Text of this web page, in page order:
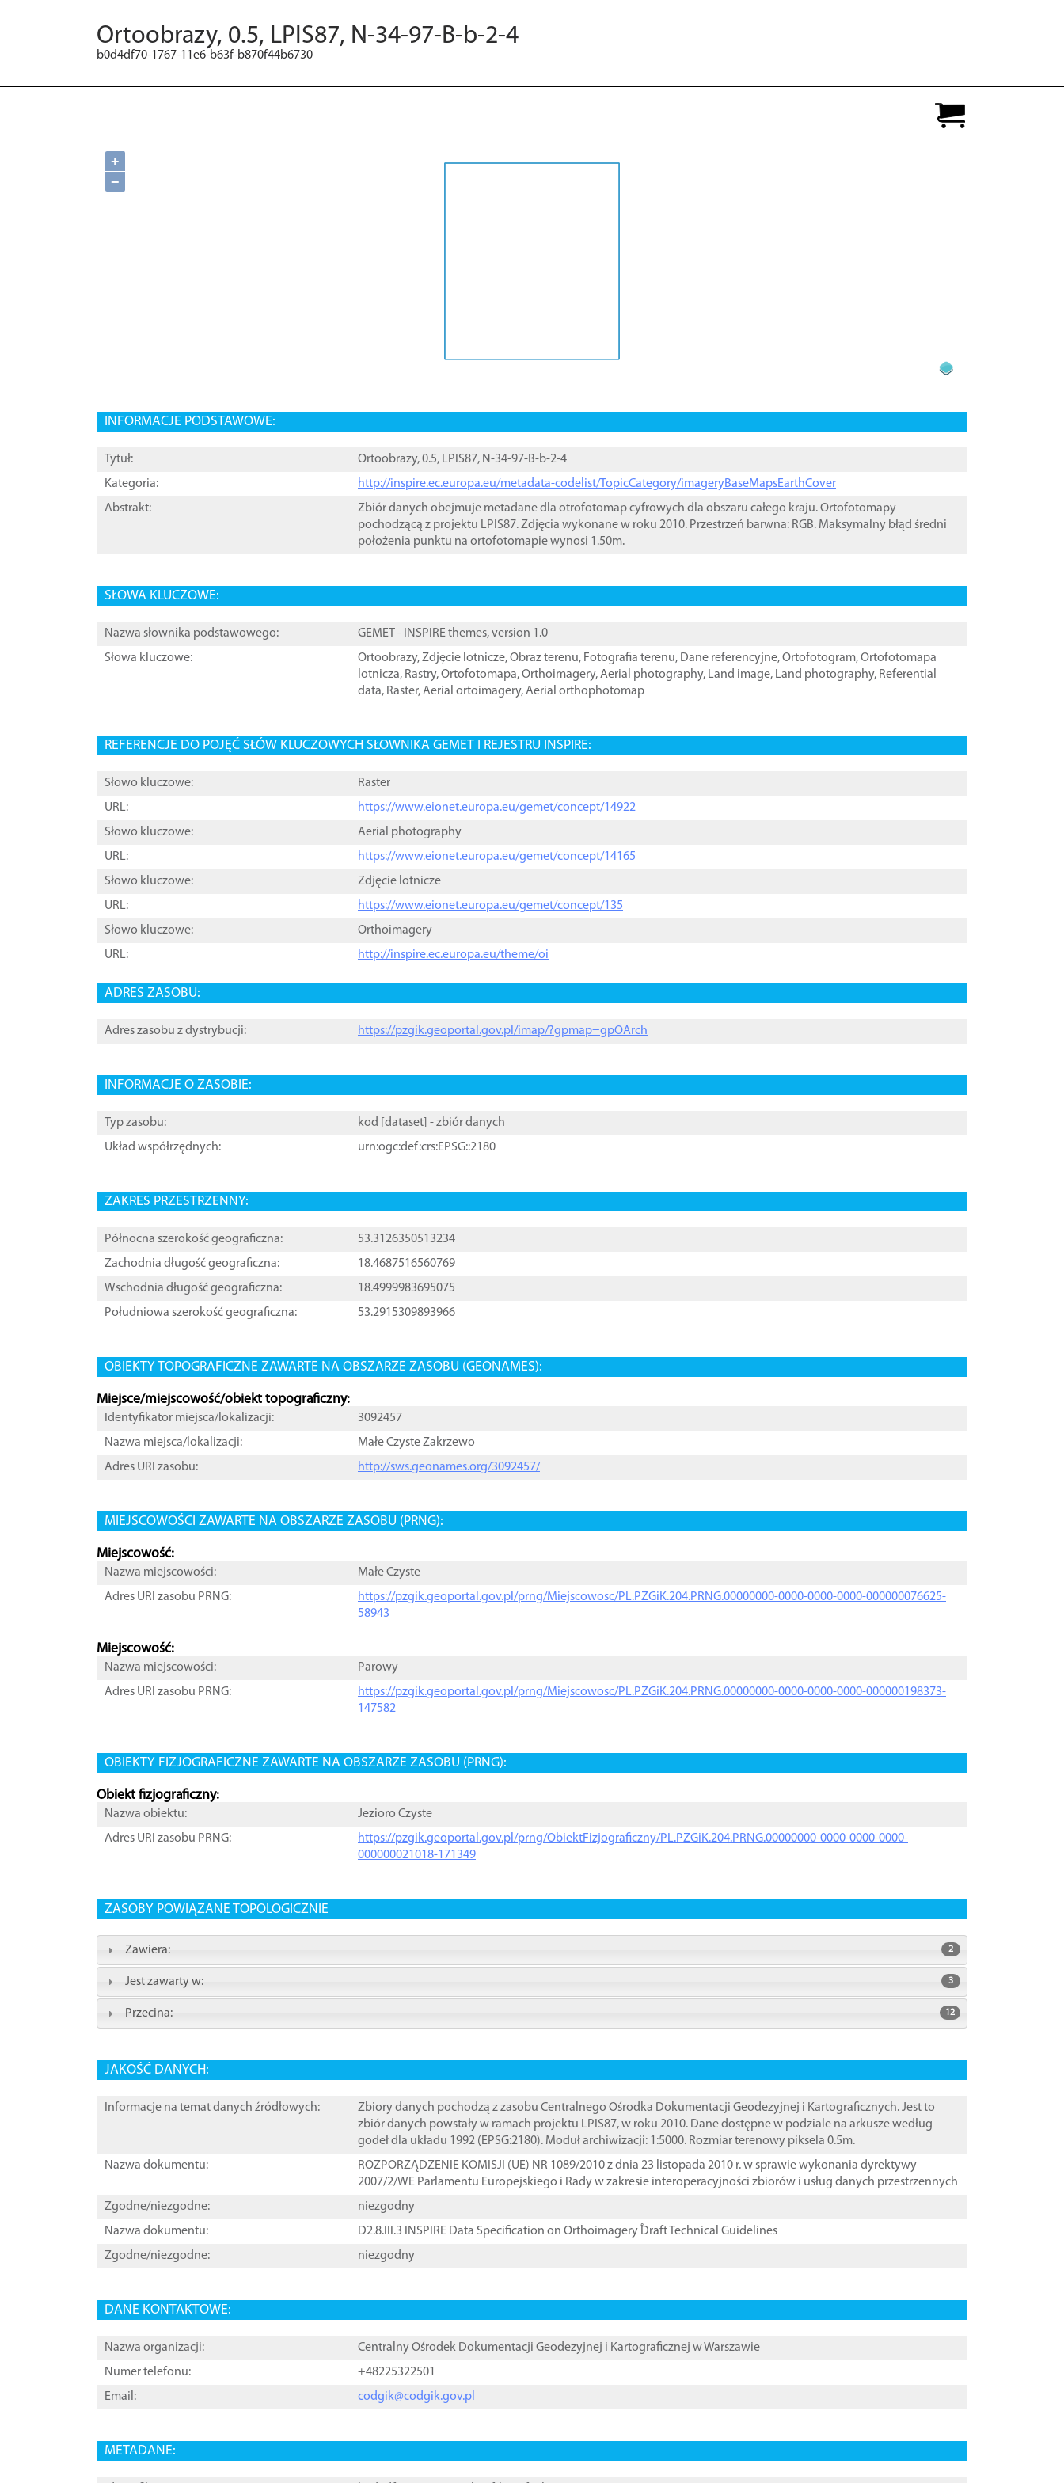
Ortoobrazy, 0.5, LPIS87, N-34-97-B-b-2-4
b0d4df70-1767-11e6-b63f-b870f44b6730
+
−
INFORMACJE PODSTAWOWE:
Tytuł:
Ortoobrazy, 0.5, LPIS87, N-34-97-B-b-2-4
Kategoria:
http://inspire.ec.europa.eu/metadata-codelist/TopicCategory/imageryBaseMapsEarthCover
Abstrakt:
Zbiór danych obejmuje metadane dla otrofotomap cyfrowych dla obszaru całego kraju. Ortofotomapy
pochodzącą z projektu LPIS87. Zdjęcia wykonane w roku 2010. Przestrzeń barwna: RGB. Maksymalny błąd średni
położenia punktu na ortofotomapie wynosi 1.50m.
SŁOWA KLUCZOWE:
Nazwa słownika podstawowego:
GEMET - INSPIRE themes, version 1.0
Słowa kluczowe:
Ortoobrazy,Zdjęcie lotnicze,Obraz terenu, Fotografia terenu, Dane referencyjne,Ortofotogram,Ortofotomapa
lotnicza, Rastry,Ortofotomapa,Orthoimagery,Aerial photography, Land image, Land photography, Referential
data, Raster,Aerial ortoimagery,Aerial orthophotomap
REFERENCJE DO POJĘĆ SŁÓW KLUCZOWYCH SŁOWNIKA GEMET I REJESTRU INSPIRE:
Słowo kluczowe:
Raster
URL:
https://www.eionet.europa.eu/gemet/concept/14922
Słowo kluczowe:
Aerial photography
URL:
https://www.eionet.europa.eu/gemet/concept/14165
Słowo kluczowe:
Zdjęcie lotnicze
URL:
https://www.eionet.europa.eu/gemet/concept/135
Słowo kluczowe:
Orthoimagery
URL:
http://inspire.ec.europa.eu/theme/oi
ADRES ZASOBU:
Adres zasobu z dystrybucji: https://pzgik.geoportal.gov.pl/imap/?gpmap=gpOArch
INFORMACJE O ZASOBIE:
Typ zasobu: kod [ dataset ] - zbiór danych
Układ współrzędnych:
urn:ogc:def:crs:EPSG::2180
ZAKRES PRZESTRZENNY:
Północna szerokość geograficzna:
53.3126350513234
Zachodnia długość geograficzna:
18.4687516560769
Wschodnia długość geograficzna:
18.4999983695075
Południowa szerokość geograficzna:
53.2915309893966
OBIEKTY TOPOGRAFICZNE ZAWARTE NA OBSZARZE ZASOBU (GEONAMES):
Miejsce/miejscowość/obiekt topograficzny:
Identyfikator miejsca/lokalizacji:
3092457
Nazwa miejsca/lokalizacji:
Małe Czyste Zakrzewo
Adres URI zasobu:
http://sws.geonames.org/3092457/
MIEJSCOWOŚCI ZAWARTE NA OBSZARZE ZASOBU (PRNG):
Miejscowość:
Nazwa miejscowości:
Małe Czyste
Adres URI zasobu PRNG:
https://pzgik.geoportal.gov.pl/prng/Miejscowosc/PL.PZGiK.204.PRNG.00000000-0000-0000-0000-000000076625-
58943
Miejscowość:
Nazwa miejscowości:
Parowy
Adres URI zasobu PRNG:
https://pzgik.geoportal.gov.pl/prng/Miejscowosc/PL.PZGiK.204.PRNG.00000000-0000-0000-0000-000000198373-
147582
OBIEKTY FIZJOGRAFICZNE ZAWARTE NA OBSZARZE ZASOBU (PRNG):
Obiekt fizjograficzny:
Nazwa obiektu:
Jezioro Czyste
Adres URI zasobu PRNG:
https://pzgik.geoportal.gov.pl/prng/ObiektFizjograficzny/PL.PZGiK.204.PRNG.00000000-0000-0000-0000-
000000021018-171349
ZASOBY POWIĄZANE TOPOLOGICZNIE
Zawiera: 2
Jest zawarty w: 3
Przecina: 12
JAKOŚĆ DANYCH:
Informacje na temat danych źródłowych:
Zbiory danych pochodzą z zasobu Centralnego Ośrodka Dokumentacji Geodezyjnej i Kartograficznych. Jest to
zbiór danych powstały w ramach projektu LPIS87, w roku 2010. Dane dostępne w podziale na arkusze według
godeł dla układu 1992 (EPSG:2180). Moduł archiwizacji: 1:5000. Rozmiar terenowy piksela 0.5m.
Nazwa dokumentu:
ROZPORZĄDZENIE KOMISJI (UE) NR 1089/2010 z dnia 23 listopada 2010 r. w sprawie wykonania dyrektywy
2007/2/WE Parlamentu Europejskiego i Rady w zakresie interoperacyjności zbiorów i usług danych przestrzennych
Zgodne/niezgodne:
niezgodny
Nazwa dokumentu:
D2.8.III.3 INSPIRE Data Specification on Orthoimagery ֠Draft Technical Guidelines
Zgodne/niezgodne:
niezgodny
DANE KONTAKTOWE:
Nazwa organizacji:
Centralny Ośrodek Dokumentacji Geodezyjnej i Kartograficznej w Warszawie
Numer telefonu:
+48225322501
Email:
codgik@codgik.gov.pl
METADANE: